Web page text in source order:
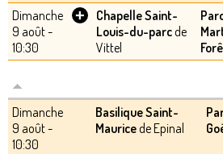
Dimanche
9 août -
10:30
+
Chapelle Saint-
Louis-du-parcde
Vittel
Dimanche
9 août -
10:30
Basilique Saint-
Mauricede Epinal